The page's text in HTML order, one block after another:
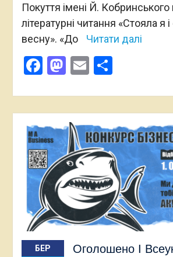
Покуття імені Й.
літературні читання «Стояла я
весну». «До
Читати далі
Facebook
Mastodon
Email
БЕР
Оголошено І